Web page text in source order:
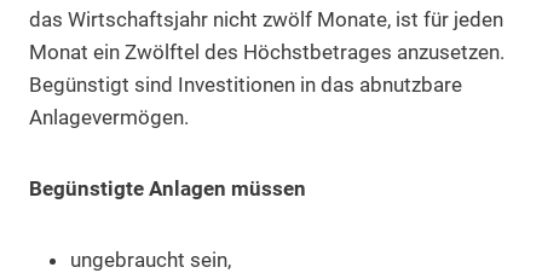
das Wirtschaftsjahr nicht zwölf Monate, ist für jeden
Monat ein Zwölftel des Höchstbetrages anzusetzen.
Begünstigt sind Investitionen in das abnutzbare
Anlagevermögen.
Begünstigte Anlagen müssen
ungebraucht sein,